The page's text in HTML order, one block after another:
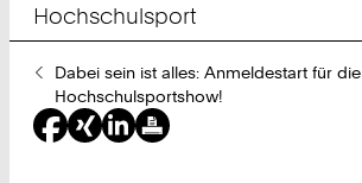
Hochschulsport
Sie
sind
hier:
Dabei sein ist alles: Anmeldestart für die
Hochschulsportshow!